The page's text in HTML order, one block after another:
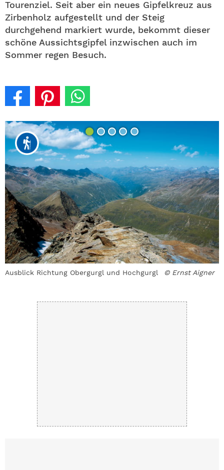
Tourenziel. Seit aber ein neues Gipfelkreuz aus
Zirbenholz aufgestellt und der Steig
durchgehend markiert wurde, bekommt dieser
schöne Aussichtsgipfel inzwischen auch im
Sommer regen Besuch.
Ausblick Richtung Obergurgl und Hochgurgl © Ernst Aigner